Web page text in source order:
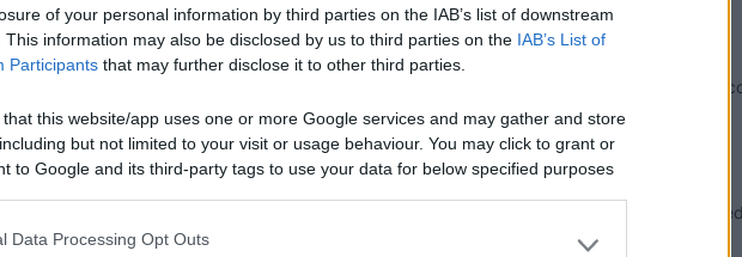
of your personal information by third parties on the IAB’s list of downstream
This information may also be disclosed by us to third parties on the IAB’s List of
Participants that may further disclose it to other third parties.
that this website/app uses one or more Google services and may gather and store
but not limited to your visit or usage behaviour. You may click to grant or
to Google and its third-party tags to use your data for below specified purposes
Data Processing Opt Outs
la/le batterie che disalimentano il circuito logico.
produce nemmeno con i pannelli scollegati.
al buio.Hai 0 volt ai capi dei cavi ma non hai fatto un reset al regolatore che rimane
i carichi collegati sotto l'uscita "load"?
segnato dall'mt50?
un dato non corretto (probabilmente per interruzione della comunicazione rs485 tra lui
del regolatore.